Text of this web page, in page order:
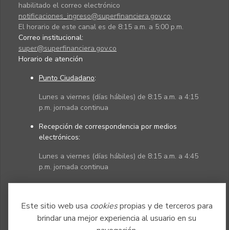
Este sitio web usa cookiespropias y de terceros para
brindar una mejor experiencia al usuario en su
habilitado el correo electrónico
notificaciones_ingreso@superfinanciera.gov.co
El horario de este canal es de 8:15 a.m. a 5:00 p.m.
Correo institucional:
super@superfinanciera.gov.co
Horario de atención
Punto Ciudadano:
Lunes a viernes (días hábiles) de 8:15 a.m. a 4:15
p.m. jornada continua
Recepción de correspondencia por medios
electrónicos:
Lunes a viernes (días hábiles) de 8:15 a.m. a 4:45
p.m. jornada continua